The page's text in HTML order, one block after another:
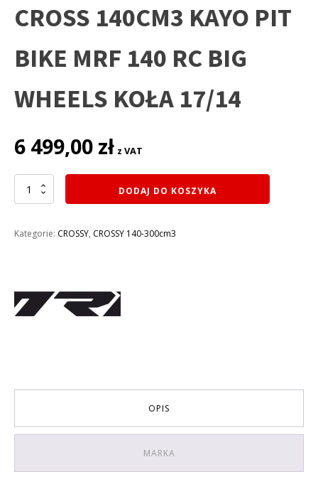
CROSS 140CM3 KAYO PIT
BIKE MRF 140 RC BIG
WHEELS KOŁA 17/14
6 499,00 zł z VAT
ilość
CROSS
PIT
RC
BIG
DODAJ DO KOSZYKA
Kategorie: CROSSY, CROSSY 140-300cm3
OPIS
MARKA